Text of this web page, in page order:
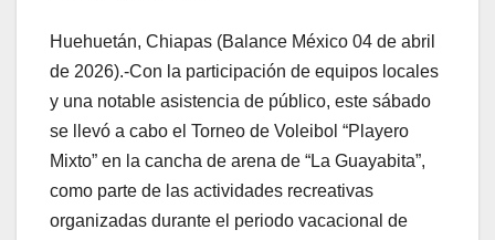
Huehuetán, Chiapas (Balance México 04 de abril
de 2026).-Con la participación de equipos locales
y una notable asistencia de público, este sábado
se llevó a cabo el Torneo de Voleibol “Playero
Mixto” en la cancha de arena de “La Guayabita”,
como parte de las actividades recreativas
organizadas durante el periodo vacacional de